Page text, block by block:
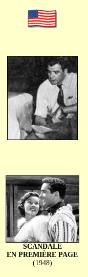
SCANDALE
EN PREMIÈRE PAGE
(1948)